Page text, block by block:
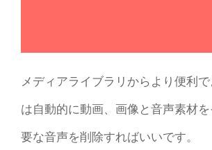
メディアライブラリからより便利
は自動的に動画、画像と音声素材
要な音声を削除すればいいです。